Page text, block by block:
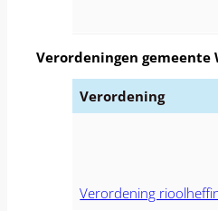
Verordeningen gemeente
Verordening
Verordening